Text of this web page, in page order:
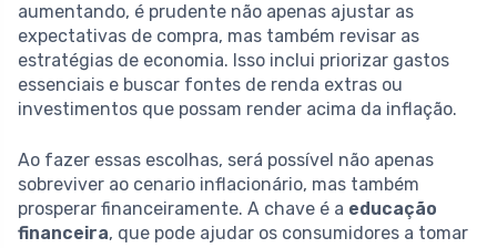
aumentando, é prudente não apenas ajustar as
expectativas de compra, mas também revisar as
estratégias de economia. Isso inclui priorizar gastos
essenciais e buscar fontes de renda extras ou
investimentos que possam render acima da inflação.
Ao fazer essas escolhas, será possível não apenas
sobreviver ao cenario inflacionário, mas também
prosperar financeiramente. A chave é a educação
financeira, que pode ajudar os consumidores a tomar